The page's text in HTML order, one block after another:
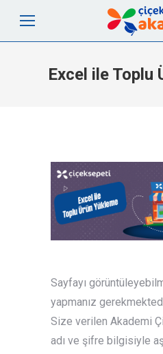
Excel ile Toplu
Sayfayı
yapmanız
Size verilen Akademi
adı ve şifre bilgisiyle